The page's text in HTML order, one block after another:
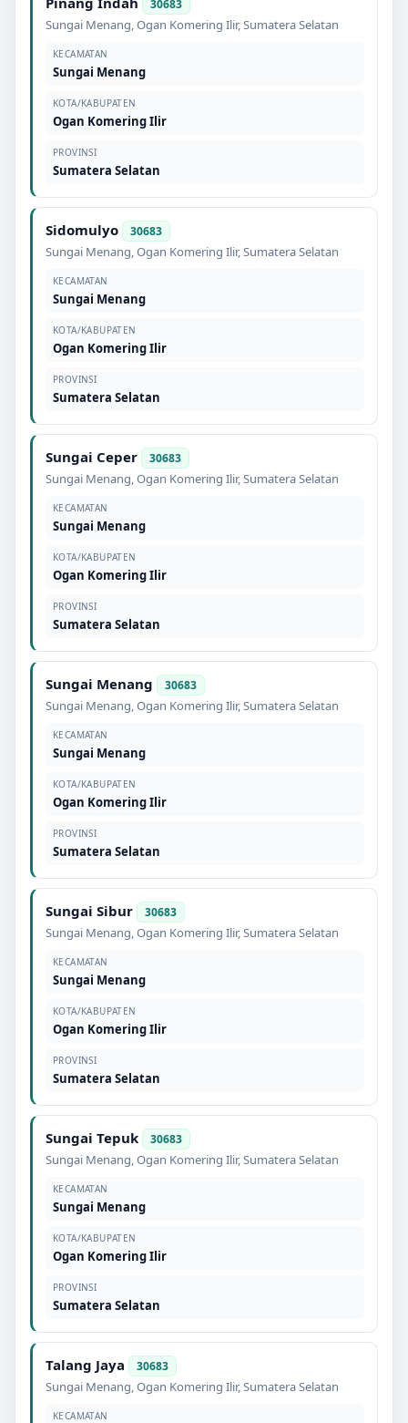
30683
Sungai Menang,Ogan Komering Ilir,Sumatera Selatan
KECAMATAN
Sungai Menang
KOTA/KABUPATEN
Ogan Komering Ilir
PROVINSI
Sumatera Selatan
Sidomulyo 30683
Sungai Menang,Ogan Komering Ilir,Sumatera Selatan
KECAMATAN
Sungai Menang
KOTA/KABUPATEN
Ogan Komering Ilir
PROVINSI
Sumatera Selatan
Sungai Ceper 30683
Sungai Menang,Ogan Komering Ilir,Sumatera Selatan
KECAMATAN
Sungai Menang
KOTA/KABUPATEN
Ogan Komering Ilir
PROVINSI
Sumatera Selatan
Sungai Menang 30683
Sungai Menang,Ogan Komering Ilir,Sumatera Selatan
KECAMATAN
Sungai Menang
KOTA/KABUPATEN
Ogan Komering Ilir
PROVINSI
Sumatera Selatan
Sungai Sibur 30683
Sungai Menang,Ogan Komering Ilir,Sumatera Selatan
KECAMATAN
Sungai Menang
KOTA/KABUPATEN
Ogan Komering Ilir
PROVINSI
Sumatera Selatan
Sungai Tepuk 30683
Sungai Menang,Ogan Komering Ilir,Sumatera Selatan
KECAMATAN
Sungai Menang
KOTA/KABUPATEN
Ogan Komering Ilir
PROVINSI
Sumatera Selatan
Talang Jaya 30683
Sungai Menang,Ogan Komering Ilir,Sumatera Selatan
KECAMATAN